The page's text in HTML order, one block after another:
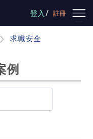
登入/ 註冊
求職安全
例